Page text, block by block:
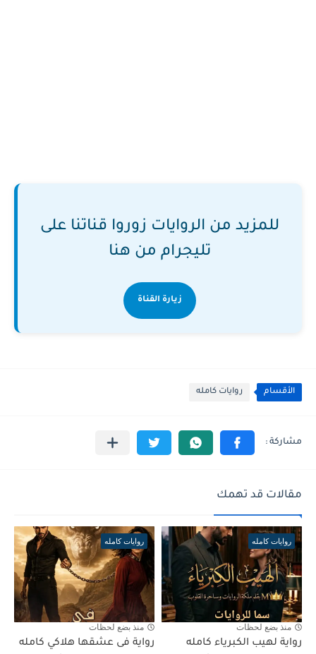
للمزيد من الروايات زوروا قناتنا على
تليجرام من هنا
زيارة القناة
الأقسام روايات كامله
مقالات قد تهمك
روايات كامله
منذ بضع لحظات
رواية لهيب الكبرياء كامله
روايات كامله
منذ بضع لحظات
رواية فى عشقها هلاكي كامله